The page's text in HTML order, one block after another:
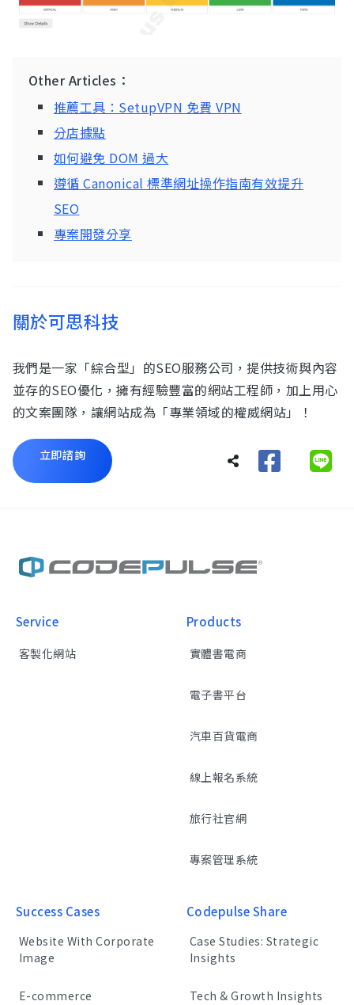
Other Articles：
推薦工具：SetupVPN 免費 VPN
分店據點
如何避免 DOM 過大
遵循 Canonical 標準網址操作指南有效提升
SEO
專案開發分享
關於可思科技
我們是一家「綜合型」的SEO服務公司，提供技術與內容
並存的SEO優化，擁有經驗豐富的網站工程師，加上用心
的文案團隊，讓網站成為「專業領域的權威網站」！
立即諮詢
Service
客製化網站
Products
實體書電商
電子書平台
汽車百貨電商
線上報名系統
旅行社官網
專案管理系統
Success Cases
Website With Corporate
Image
E-commerce
Codepulse Share
Case Studies: Strategic
Insights
Tech & Growth Insights